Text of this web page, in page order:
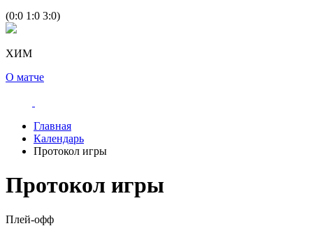
(0:0 1:0 3:0)
ХИМ
О матче
Главная
Календарь
Протокол игры
Протокол игры
Плей-офф